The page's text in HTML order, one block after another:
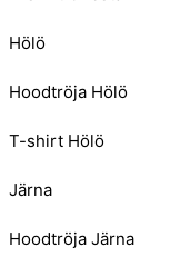
Hölö
Hoodtröja Hölö
T-shirt Hölö
Järna
Hoodtröja Järna